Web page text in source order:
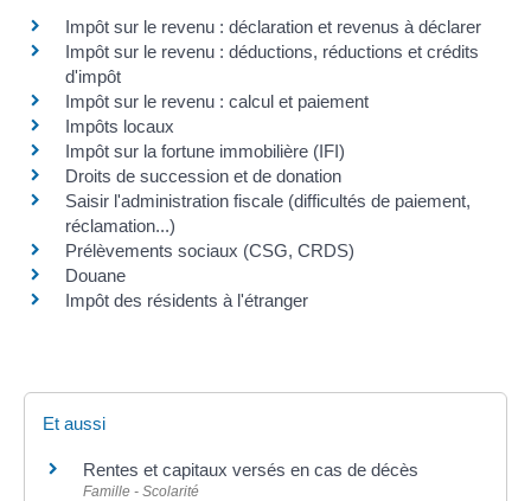
Impôt sur le revenu : déclaration et revenus à déclarer
Impôt sur le revenu : déductions, réductions et crédits
d'impôt
Impôt sur le revenu : calcul et paiement
Impôts locaux
Impôt sur la fortune immobilière (IFI)
Droits de succession et de donation
Saisir l'administration fiscale (difficultés de paiement,
réclamation...)
Prélèvements sociaux (CSG, CRDS)
Douane
Impôt des résidents à l'étranger
Et aussi
Rentes et capitaux versés en cas de décès
Famille - Scolarité